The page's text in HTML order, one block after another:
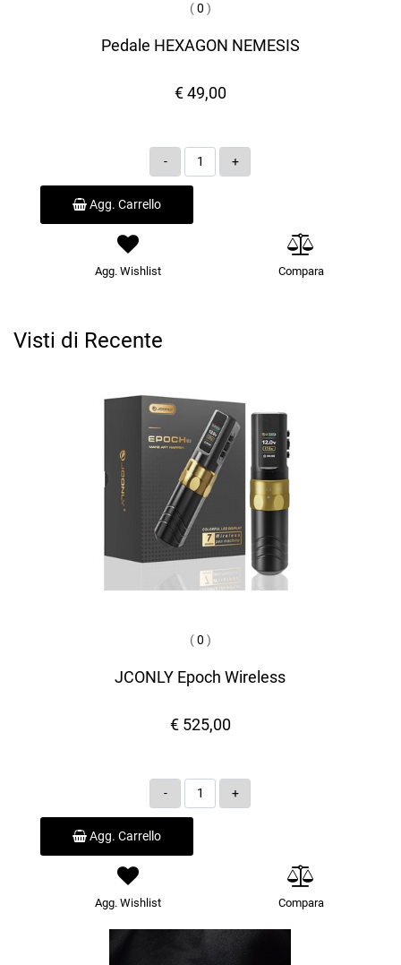
(0 )
Pedale HEXAGON NEMESIS
€ 49,00
Quantità
Agg. Carrello
Agg. Wishlist Compara
Visti di Recente
(0 )
JCONLY Epoch Wireless
€ 525,00
Quantità
Agg. Carrello
Agg. Wishlist Compara